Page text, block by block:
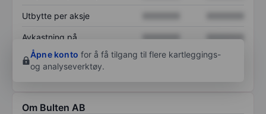
Utbytte per aksje
Avkastning på
egenkapital
XXXXXXX
XXXXXXX
Åpne konto for å få tilgang til flere kartleggings-
og analyseverktøy.
Om Bulten AB